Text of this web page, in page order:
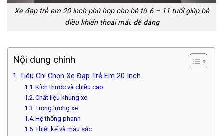
Xe đạp trẻ em 20 inch phù hợp cho bé từ 6 – 11 tuổi giúp bé
điều khiển thoải mái, dễ dàng
Nội dung chính
Tiêu Chí Chọn Xe Đạp Trẻ Em 20 Inch
Kích thước và chiều cao
Chất liệu khung xe
Trọng lượng xe
Hệ thống phanh
Thiết kế và màu sắc